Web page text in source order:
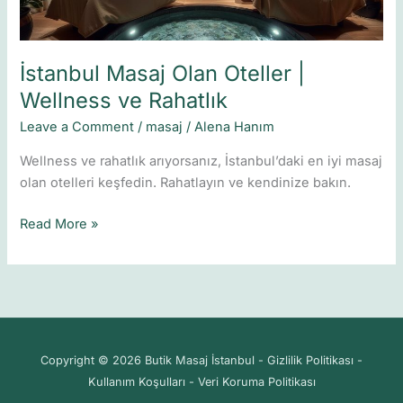
İstanbul Masaj Olan Oteller |
Wellness ve Rahatlık
Leave a Comment / masaj /Alena Hanım
Wellness ve rahatlık arıyorsanız, İstanbul’daki en iyi masaj
olan otelleri keşfedin. Rahatlayın ve kendinize bakın.
Read More »
Copyright © 2026 Butik Masaj İstanbul - Gizlilik Politikası -
Kullanım Koşulları - Veri Koruma Politikası